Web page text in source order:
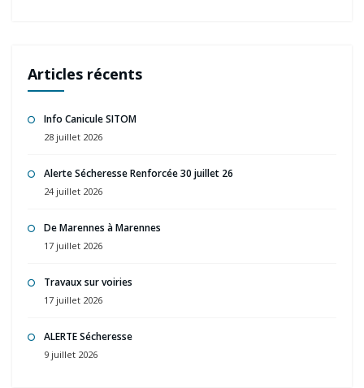
Articles récents
Info Canicule SITOM
28 juillet 2026
Alerte Sécheresse Renforcée 30 juillet 26
24 juillet 2026
De Marennes à Marennes
17 juillet 2026
Travaux sur voiries
17 juillet 2026
ALERTE Sécheresse
9 juillet 2026